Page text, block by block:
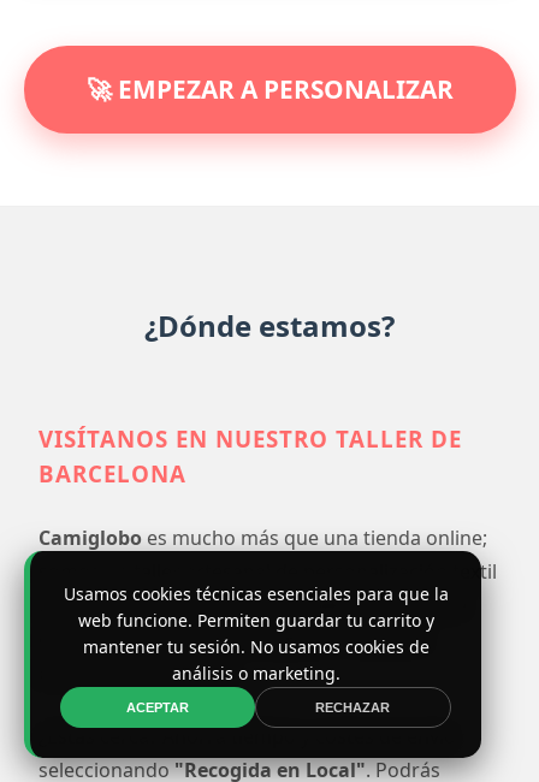
🚀 EMPEZAR A PERSONALIZAR
¿Dónde estamos?
VISÍTANOS EN NUESTRO TALLER DE
BARCELONA
Camigloboes mucho más que una tienda online;
somos un taller artesanal de personalización textil
ubicado en Barcelona. Cada pedido se imprime
con mimo y atención al detalle en nuestras
propias instalaciones.
¿Estás cerca? Ahorra tiempo y costes de envío
seleccionando"Recogida en Local". Podrás
Usamos cookies técnicas esenciales para que la
web funcione. Permiten guardar tu carrito y
mantener tu sesión. No usamos cookies de
análisis o marketing.
ACEPTAR RECHAZAR